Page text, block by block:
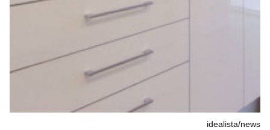
idealista/news